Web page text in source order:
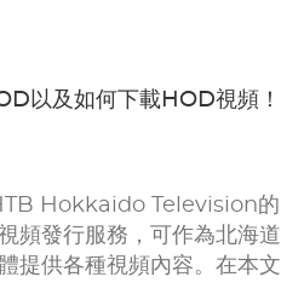
以及如何下載HOD視頻！
Hokkaido Television的
頻發行服務，可作為北海道
提供各種視頻內容。在本文